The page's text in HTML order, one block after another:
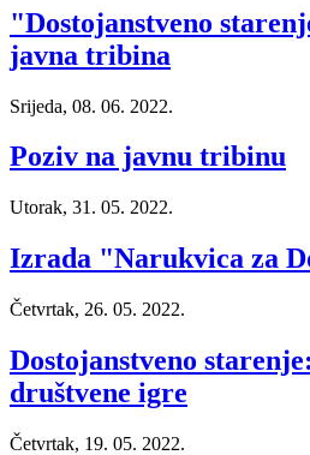
"Dostojanstveno
javna tribina
Srijeda, 08. 06. 2022.
Poziv na javnu tribinu
Utorak, 31. 05. 2022.
Izrada "Narukvica za
Četvrtak, 26. 05. 2022.
Dostojanstveno
društvene igre
Četvrtak, 19. 05. 2022.